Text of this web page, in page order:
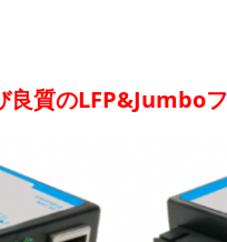
良質のLFP&Jumbo